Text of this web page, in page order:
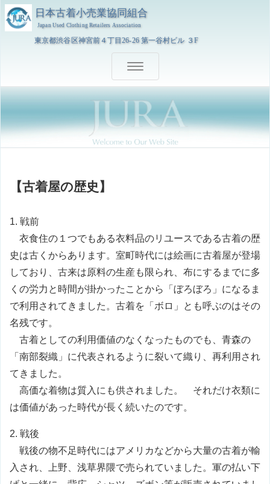
日本古着小売業協同組合
Japan Used Clothing Retailers Association
東京都渋谷区神宮前４丁目26-26 第一谷村ビル ３F
ナ
ビ
ゲ
ー
シ
替
え
社会的役割
会員名簿
古着屋の歴史
古着の輸入動向
【古着屋の歴史】
1. 戦前
衣食住の１つでもある衣料品のリユースである古着の歴
史は古くからあります。室町時代には絵画に古着屋が登場
しており、古来は原料の生産も限られ、布にするまでに多
くの労力と時間が掛かったことから「ぼろぼろ」になるま
で利用されてきました。古着を「ボロ」とも呼ぶのはその
名残です。
古着としての利用価値のなくなったものでも、青森の
「南部裂織」に代表されるように裂いて織り、再利用され
てきました。
高価な着物は質入にも供されました。 それだけ衣類に
は価値があった時代が長く続いたのです。
2. 戦後
戦後の物不足時代にはアメリカなどから大量の古着が輸
入され、上野、浅草界隈で売られていました。軍の払い下